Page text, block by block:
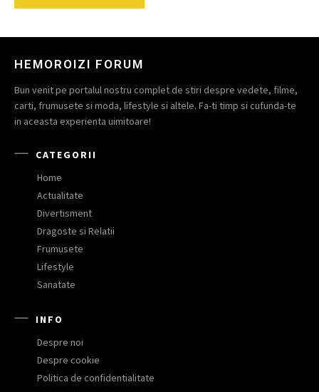
HEMOROIZI FORUM
Bun venit pe portalul nostru complet de stiri despre vedete, filme,
carti, frumusete si moda, lifestyle si altele. Fa-ti timp si cufunda-te
in aceasta experienta uimitoare!
CATEGORII
Home
Actualitate
Divertisment
Dragoste si Relatii
Frumusete
Lifestyle
Sanatate
INFO
Despre noi
Despre cookie
Politica de confidentialitate